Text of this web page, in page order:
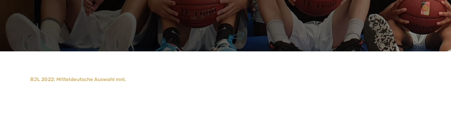
BJL 2022: Mitteldeutsche Auswahl mnl.